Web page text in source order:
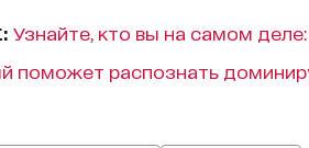
Узнайте, кто вы на самом
поможет распознать